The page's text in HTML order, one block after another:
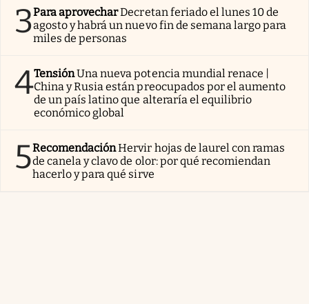
3Para aprovecharDecretan feriado el lunes 10 de
agosto y habrá un nuevo fin de semana largo para
miles de personas
4TensiónUna nueva potencia mundial renace |
China y Rusia están preocupados por el aumento
de un país latino que alteraría el equilibrio
económico global
5RecomendaciónHervir hojas de laurel con ramas
de canela y clavo de olor: por qué recomiendan
hacerlo y para qué sirve